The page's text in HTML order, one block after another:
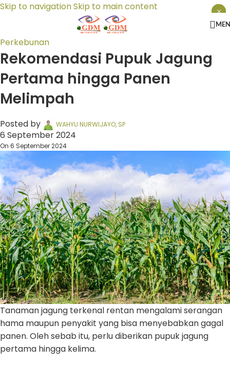
Skip to navigationSkip to main content
Perkebunan
Rekomendasi Pupuk Jagung
Pertama hingga Panen
Melimpah
Posted by WAHYU NURWIJAYO, SP
6 September 2024
On 6 September 2024
Tanaman jagung terkenal rentan mengalami serangan
hama maupun penyakit yang bisa menyebabkan gagal
panen. Oleh sebab itu, perlu diberikan pupuk jagung
pertama hingga kelima.
×
×
×